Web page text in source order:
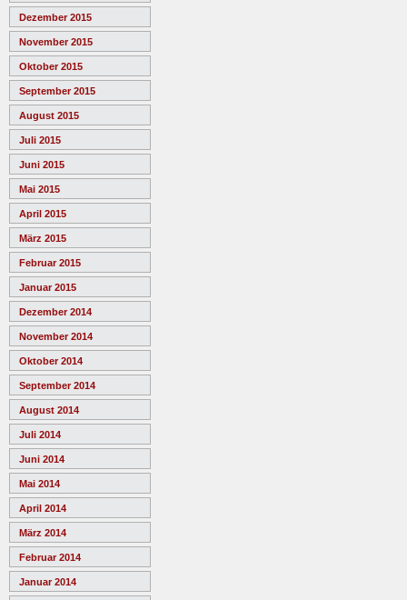
Dezember 2015
November 2015
Oktober 2015
September 2015
August 2015
Juli 2015
Juni 2015
Mai 2015
April 2015
März 2015
Februar 2015
Januar 2015
Dezember 2014
November 2014
Oktober 2014
September 2014
August 2014
Juli 2014
Juni 2014
Mai 2014
April 2014
März 2014
Februar 2014
Januar 2014